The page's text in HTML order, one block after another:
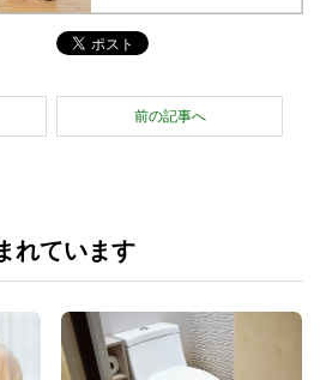
前の記事へ
れています